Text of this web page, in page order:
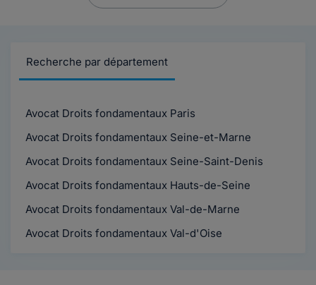
Recherche par département
Avocat Droits fondamentaux Paris
Avocat Droits fondamentaux Seine-et-Marne
Avocat Droits fondamentaux Seine-Saint-Denis
Avocat Droits fondamentaux Hauts-de-Seine
Avocat Droits fondamentaux Val-de-Marne
Avocat Droits fondamentaux Val-d'Oise